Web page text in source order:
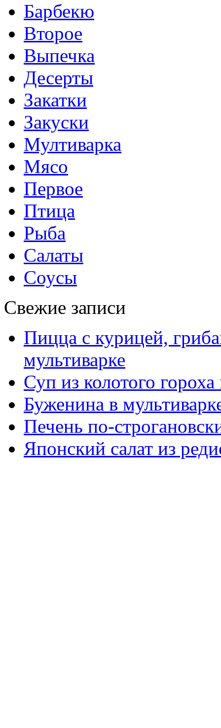
Барбекю
Второе
Выпечка
Десерты
Закатки
Закуски
Мултиварка
Мясо
Первое
Птица
Рыба
Салаты
Соусы
Свежие записи
Пицца с курицей,
мультиварке
Суп из колотого
Буженина в
Печень по-
Японский салат из